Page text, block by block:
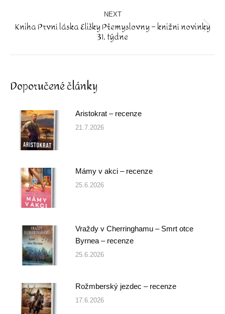
NEXT
Next
post:
Kniha První láska Elišky Přemyslovny – knižní novinky
31. týdne
Doporučené články
Aristokrat – recenze
21.7.2026
Mámy v akci – recenze
25.6.2026
Vraždy v Cherringhamu – Smrt otce
Byrnea – recenze
25.6.2026
Rožmberský jezdec – recenze
17.6.2026